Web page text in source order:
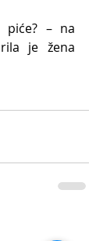
– na
je žena